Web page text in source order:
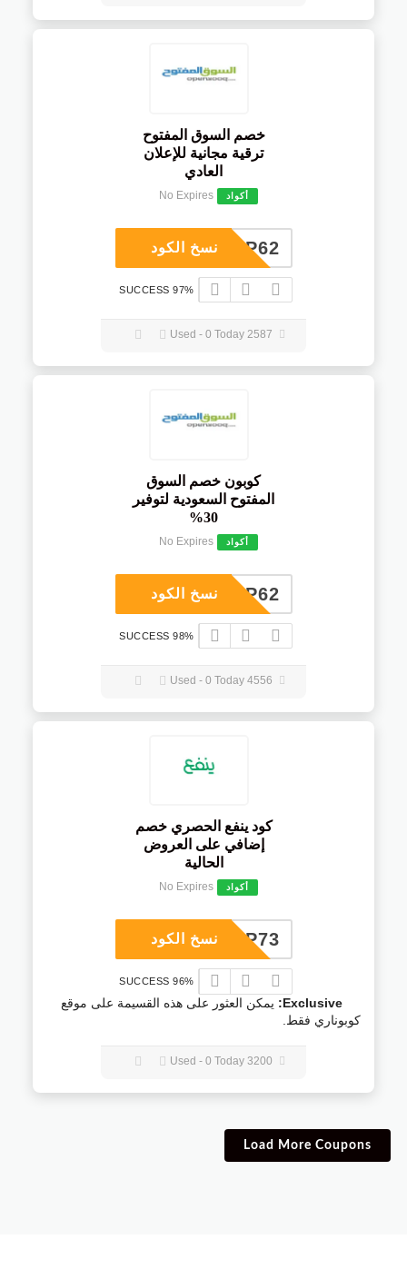
خصم السوق المفتوح
ترقية مجانية للإعلان
العادي
أكواد No Expires
COUP62نسخ الكود
97% SUCCESS
كوبون خصم السوق
المفتوح السعودية لتوفير
30%
أكواد No Expires
COUP62نسخ الكود
98% SUCCESS
كود ينفع الحصري خصم
إضافي على العروض
الحالية
أكواد No Expires
COUP73نسخ الكود
96% SUCCESS
Exclusive:
يمكن العثور على هذه القسيمة على موقع
كوبوناري فقط.
Load More Coupons